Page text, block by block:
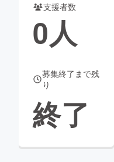
CAMPFIRE Creation
ya
支援者数
0人
募集終了まで残
り
終了